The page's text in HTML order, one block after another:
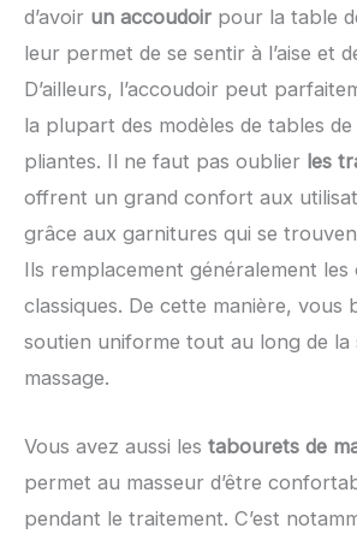
d’avoir un accoudoir pour la table
leur permet de se sentir à l’aise et
D’ailleurs, l’accoudoir peut
la plupart des modèles de tables de
pliantes. Il ne faut pas oublier les
offrent un grand confort aux
grâce aux garnitures qui se
Ils remplacement généralement les
classiques. De cette manière, vous
soutien uniforme tout au long de la
massage.
Vous avez aussi les tabourets de
permet au masseur d’être
pendant le traitement. C’est